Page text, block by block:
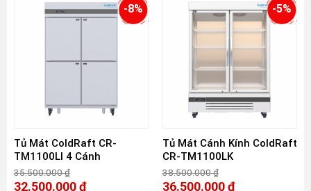
23.500.000 ₫.
22.500.000 ₫.
-8%
Tủ Mát ColdRaft CR-
TM1100LI 4 Cánh
35.500.000₫
Giá
32.500.000₫
-5%
Tủ Mát Cánh Kính ColdRaft
CR-TM1100LK
38.500.000₫
Giá
36.500.000₫